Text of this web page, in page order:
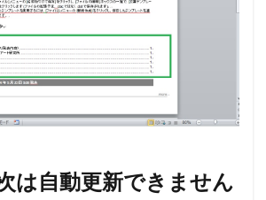
は自動更新できません